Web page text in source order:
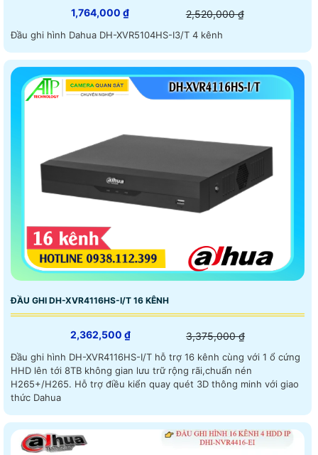
1,764,000 ₫ 2,520,000 ₫
Đầu ghi hình Dahua DH-XVR5104HS-I3/T 4 kênh
ĐẦU GHI DH-XVR4116HS-I/T 16 KÊNH
2,362,500 ₫ 3,375,000 ₫
Đầu ghi hình DH-XVR4116HS-I/T hỗ trợ 16 kênh cùng với 1 ổ cứng
HHD lên tới 8TB không gian lưu trữ rộng rãi,chuẩn nén
H265+/H265. Hỗ trợ điều kiển quay quét 3D thông minh với giao
thức Dahua